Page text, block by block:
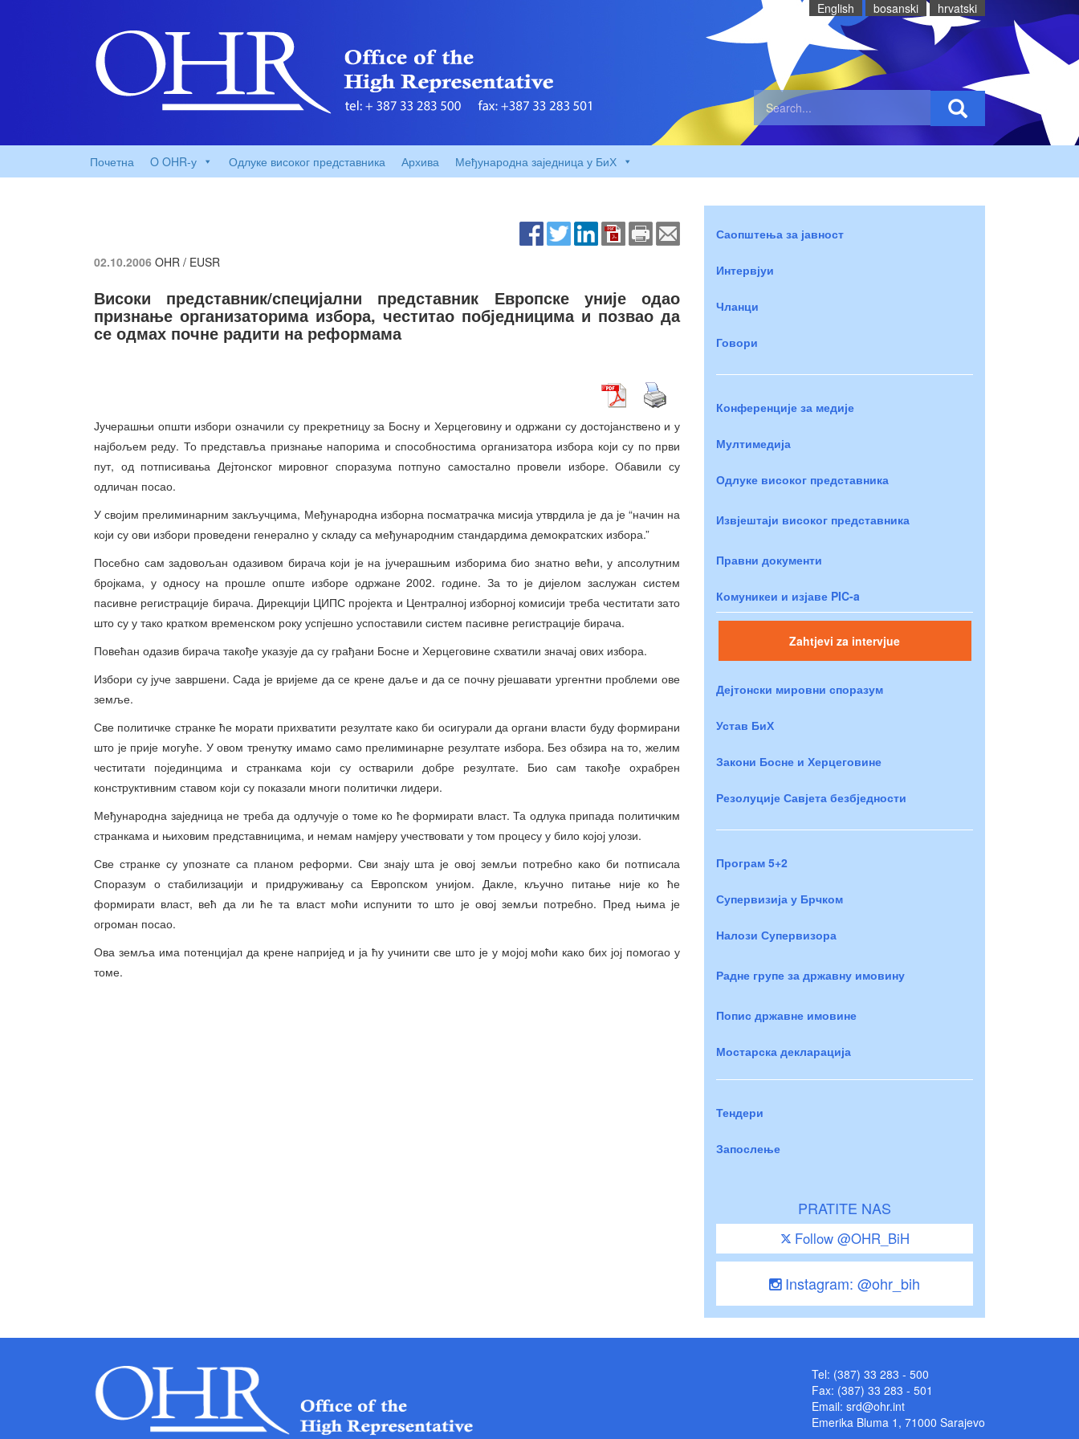
English bosanski hrvatski
Почетна O OHR-у Одлуке високог представника Архива Међународна заједница у БиХ
02.10.2006 OHR / EUSR
Високи представник/специјални представник Европске уније одао
признање организаторима избора, честитао побједницима и позвао да
се одмах почне радити на реформама
Јучерашњи општи избори означили су прекретницу за Босну и Херцеговину и одржани су достојанствено и у
најбољем реду. То представља признање напорима и способностима организатора избора који су по први
пут, од потписивања Дејтонског мировног споразума потпуно самостално провели изборе. Обавили су
одличан посао.
У својим прелиминарним закључцима, Међународна изборна посматрачка мисија утврдила је да је “начин на
који су ови избори проведени генерално у складу са међународним стандардима демократских избора.”
Посебно сам задовољан одазивом бирача који је на јучерашњим изборима био знатно већи, у апсолутним
бројкама, у односу на прошле опште изборе одржане 2002. године. За то је дијелом заслужан систем
пасивне регистрације бирача. Дирекцији ЦИПС пројекта и Централној изборној комисији треба честитати зато
што су у тако кратком временском року успјешно успоставили систем пасивне регистрације бирача.
Повећан одазив бирача такође указује да су грађани Босне и Херцеговине схватили значај ових избора.
Избори су јуче завршени. Сада је вријеме да се крене даље и да се почну рјешавати ургентни проблеми ове
земље.
Све политичке странке ће морати прихватити резултате како би осигурали да органи власти буду формирани
што је прије могуће. У овом тренутку имамо само прелиминарне резултате избора. Без обзира на то, желим
честитати појединцима и странкама који су остварили добре резултате. Био сам такође охрабрен
конструктивним ставом који су показали многи политички лидери.
Међународна заједница не треба да одлучује о томе ко ће формирати власт. Та одлука припада политичким
странкама и њиховим представницима, и немам намјеру учествовати у том процесу у било којој улози.
Све странке су упознате са планом реформи. Сви знају шта је овој земљи потребно како би потписала
Споразум о стабилизацији и придруживању са Европском унијом. Дакле, кључно питање није ко ће
формирати власт, већ да ли ће та власт моћи испунити то што је овој земљи потребно. Пред њима је
огроман посао.
Ова земља има потенцијал да крене напријед и ја ћу учинити све што је у мојој моћи како бих јој помогао у
томе.
Саопштења за јавност
Интервјуи
Чланци
Говори
Конференције за медије
Мултимедија
Одлуке високог представника
Извјештаји високог представника
Правни документи
Комуникеи и изјаве PIC-a
Zahtjevi za intervjue
Дејтонски мировни споразум
Устав БиХ
Закони Босне и Херцеговине
Резолуције Савјета безбједности
Програм 5+2
Супервизија у Брчком
Налози Супервизора
Радне групе за државну имовину
Попис државне имовине
Мостарска декларација
Тендери
Запослење
PRATITE NAS
Follow @OHR_BiH
Instagram: @ohr_bih
Tel: (387) 33 283 - 500
Fax: (387) 33 283 - 501
Email: srd@ohr.int
Emerika Bluma 1, 71000 Sarajevo